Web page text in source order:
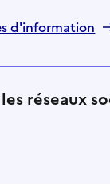
d'information
réseaux